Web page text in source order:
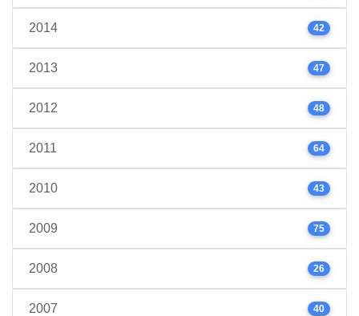
2014 42
2013 47
2012 48
2011 64
2010 43
2009 75
2008 26
2007 40